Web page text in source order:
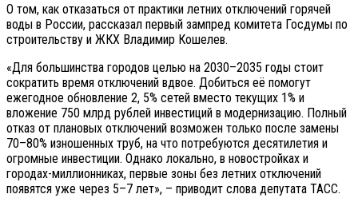
О том, как отказаться от практики летних отключений горячей
воды в России, рассказал первый зампред комитета Госдумы по
строительству и ЖКХ Владимир Кошелев.
«Для большинства городов целью на 2030–2035 годы стоит
сократить время отключений вдвое. Добиться её помогут
ежегодное обновление 2, 5% сетей вместо текущих 1% и
вложение 750 млрд рублей инвестиций в модернизацию. Полный
отказ от плановых отключений возможен только после замены
70–80% изношенных труб, на что потребуются десятилетия и
огромные инвестиции. Однако локально, в новостройках и
городах-миллионниках, первые зоны без летних отключений
появятся уже через 5–7 лет», – приводит слова депутата ТАСС.